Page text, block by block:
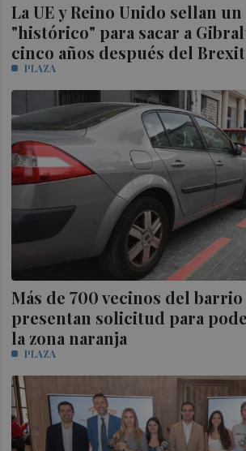
La UE y Reino Unido sellan
"histórico" para sacar a
cinco años después del Brexit
PLAZA
Más de 700 vecinos del
presentan solicitud para
la zona naranja
PLAZA